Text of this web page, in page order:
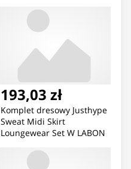
193,03 zł
Komplet dresowy Justhype
Sweat Midi Skirt
Loungewear Set W LABON
rozmiar 12)